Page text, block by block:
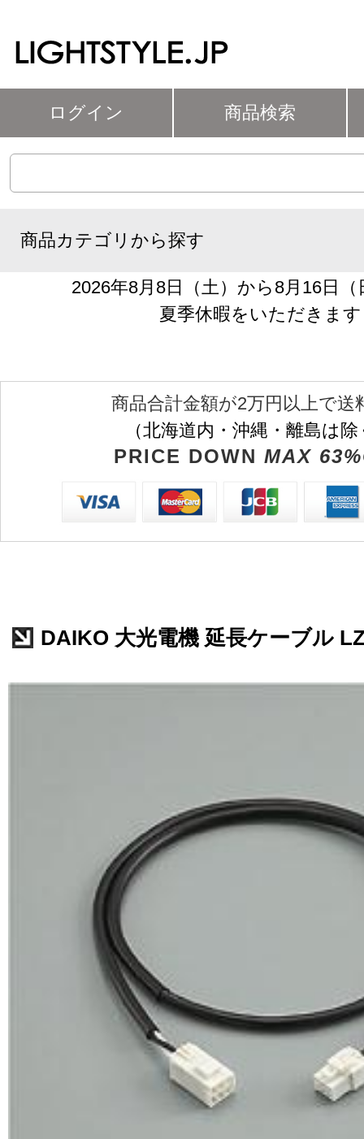
ログイン 商品検索
商品カテゴリから探す
2026年8月8日（土）から8月16日
夏季休暇をいただきます
商品合計金額が2万円以上で送
（北海道内・沖縄・離島は
PRICE DOWN MAX
DAIKO 大光電機 延長ケーブル